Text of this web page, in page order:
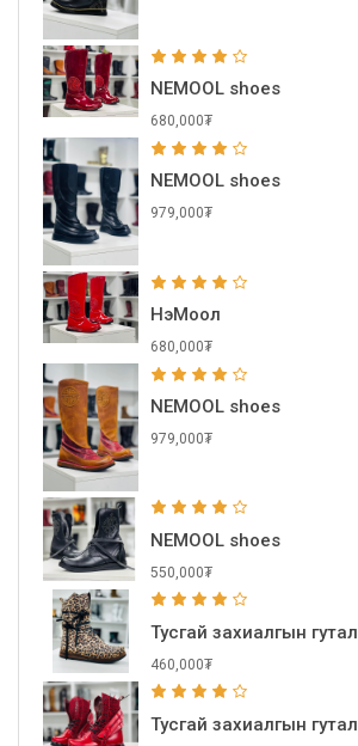
NEMOOL shoes
680,000₮
NEMOOL shoes
979,000₮
НэМоол
680,000₮
NEMOOL shoes
979,000₮
NEMOOL shoes
550,000₮
Тусгай захиалгын гутал
460,000₮
Тусгай захиалгын гутал